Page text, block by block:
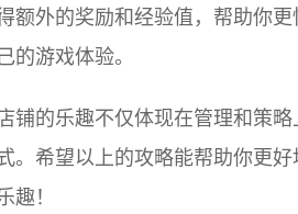
额外的奖励和经验值，帮助你
的游戏体验。
铺的乐趣不仅体现在管理和策
。希望以上的攻略能帮助你更好
趣！